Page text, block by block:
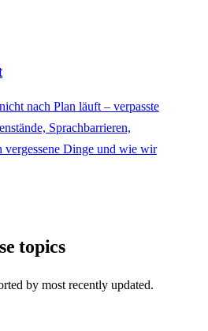
nach Plan läuft – verpasste
Sprachbarrieren,
vergessene Dinge und wie wir
topics
by most recently updated.